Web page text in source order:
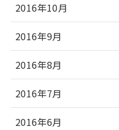
2016年10月
2016年9月
2016年8月
2016年7月
2016年6月